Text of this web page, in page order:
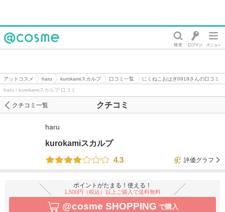
アットコスメ haru kurokamiスカルプ 口コミ一覧
にくねこおはぎ0919さんの口コミ
haru / kurokamiスカルプ 口コミ
クチコミ
クチコミ一覧
haru
kurokamiスカルプ
4.3
評価グラフ
ポイントがたまる！使える！
1,500円（税込）以上ご購入で送料無料
@cosme SHOPPING で購入